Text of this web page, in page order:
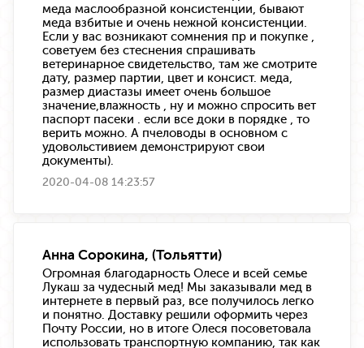
меда маслообразной консистенции, бывают
меда взбитые и очень нежной консистенции.
Если у вас возникают сомнения пр и покупке ,
советуем без стеснения спрашивать
ветеринарное свидетельство, там же смотрите
дату, размер партии, цвет и консист. меда,
размер диастазы имеет очень большое
значение,влажность , ну и можно спросить вет
паспорт пасеки . если все доки в порядке , то
верить можно. А пчеловоды в основном с
удовольстивием демонстрируют свои
документы).
2020-04-08 14:23:57
Анна Сорокина, (Тольятти)
Огромная благодарность Олесе и всей семье
Лукаш за чудесный мед! Мы заказывали мед в
интернете в первый раз, все получилось легко
и понятно. Доставку решили оформить через
Почту России, но в итоге Олеся посоветовала
использовать транспортную компанию, так как